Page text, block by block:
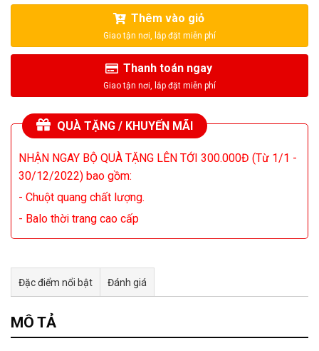
Thêm vào giỏ
Thanh toán ngay
QUÀ TẶNG / KHUYẾN MÃI
NHẬN NGAY BỘ QUÀ TẶNG LÊN TỚI 300.000Đ (Từ 1/1 -
30/12/2022) bao gồm:
- Chuột quang chất lượng.
- Balo thời trang cao cấp
Đặc điểm nổi bật Đánh giá
Tư vấn & bán hàng qua Facebook
MÔ TẢ